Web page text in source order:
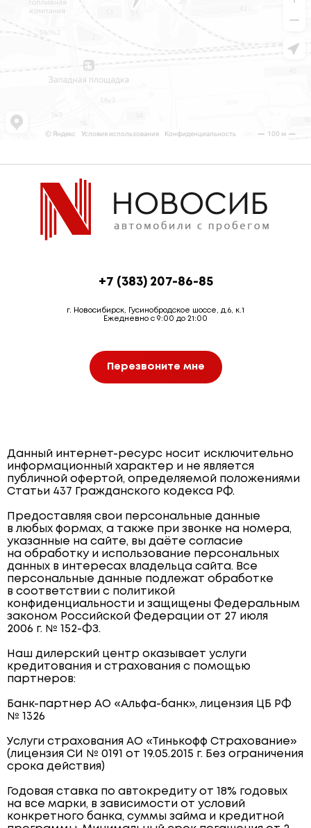
+7 (383) 207-86-85
г. Новосибирск, Гусинобродское шоссе, д.6, к.1
Ежедневно с 9:00 до 21:00
Перезвоните мне
Данный интернет-ресурс носит исключительно
информационный характер и не является
публичной офертой, определяемой положениями
Статьи 437 Гражданского кодекса РФ.
Предоставляя свои персональные данные
в любых формах, а также при звонке на номера,
указанные на сайте, вы даёте согласие
на обработку и использование персональных
данных в интересах владельца сайта. Все
персональные данные подлежат обработке
в соответствии с политикой
конфиденциальности и защищены Федеральным
законом Российской Федерации от 27 июля
2006 г. № 152-ФЗ.
Наш дилерский центр оказывает услуги
кредитования и страхования с помощью
партнеров:
Банк-партнер АО «Альфа-банк», лицензия ЦБ РФ
№ 1326
Услуги страхования АО «Тинькофф Страхование»
(лицензия СИ № 0191 от 19.05.2015 г. Без ограничения
срока действия)
Годовая ставка по автокредиту от 18% годовых
на все марки, в зависимости от условий
конкретного банка, суммы займа и кредитной